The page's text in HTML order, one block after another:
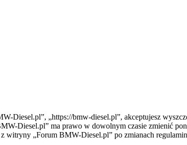
Diesel.pl”, „https://bmw-diesel.pl”, akceptujesz
Diesel.pl” ma prawo w dowolnym czasie zmienić
„Forum BMW-Diesel.pl” po zmianach